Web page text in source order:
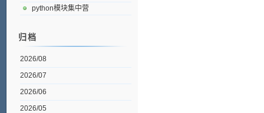
python模块集中营
归档
2026/08
2026/07
2026/06
2026/05